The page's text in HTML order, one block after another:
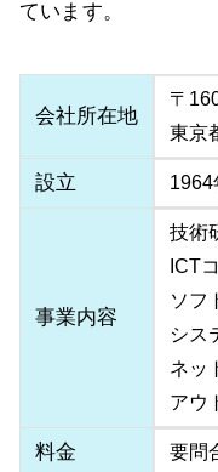
ています。
会社所在地
〒
東京
設立 1964
事業内容
技術
ICT
ソフ
シス
ネッ
アウ
料金 要問